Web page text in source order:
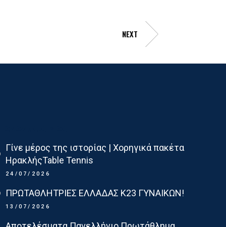
NEXT
Γίνε μέρος της ιστορίας | Χορηγικά πακέτα
ΗρακλήςTable Tennis
24/07/2026
ΠΡΩΤΑΘΛΗΤΡΙΕΣ ΕΛΛΑΔΑΣ Κ23 ΓΥΝΑΙΚΩΝ!
13/07/2026